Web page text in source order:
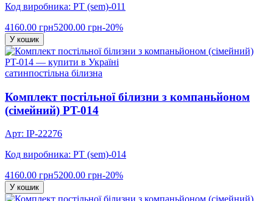
Код виробника: PT (sem)-011
4160.00 грн5200.00 грн-20%
У кошик
сатинпостільна білизна
Комплект постільної білизни з компаньйоном
(сімейний) PT-014
Арт: IP-22276
Код виробника: PT (sem)-014
4160.00 грн5200.00 грн-20%
У кошик